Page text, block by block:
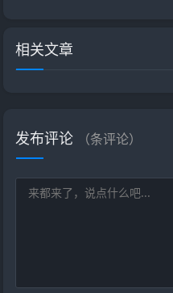
相关文章
发布评论 （条评论）